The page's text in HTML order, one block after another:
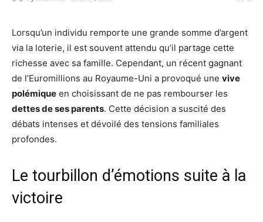
Lorsqu’un individu remporte une grande somme d’argent
via la loterie, il est souvent attendu qu’il partage cette
richesse avec sa famille. Cependant, un récent gagnant
de l’Euromillions au Royaume-Uni a provoqué une vive
polémique en choisissant de ne pas rembourser les
dettes de ses parents. Cette décision a suscité des
débats intenses et dévoilé des tensions familiales
profondes.
Le tourbillon d’émotions suite à la
victoire